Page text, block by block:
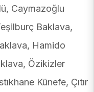
Caymazoğlu
Baklava,
Hamido
Özikizler
Künefe, Çıtır